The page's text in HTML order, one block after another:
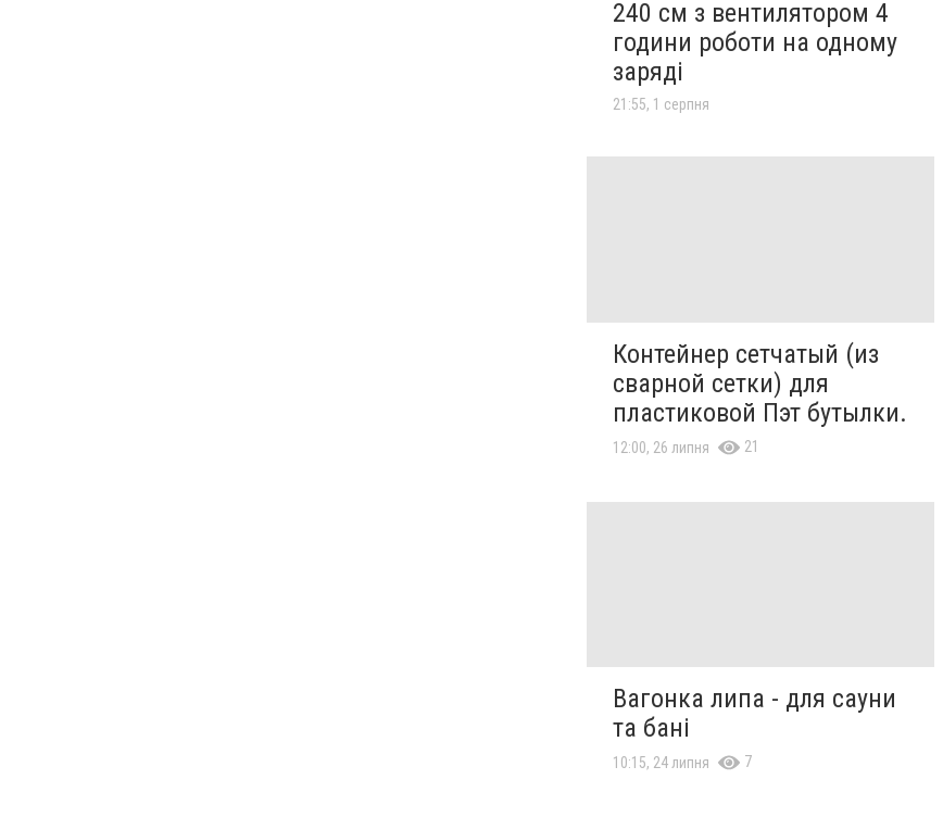
240 см з вентилятором 4
години роботи на одному
заряді
21:55, 1 серпня
Контейнер сетчатый (из
сварной сетки) для
пластиковой Пэт бутылки.
12:00, 26 липня 21
Вагонка липа - для сауни
та бані
10:15, 24 липня 7